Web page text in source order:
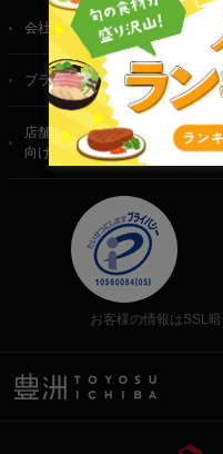
会社概要
プライバシーポリシー
店舗・法人・生産者様
向けのお問い合わせ
お客様の情報はSSL